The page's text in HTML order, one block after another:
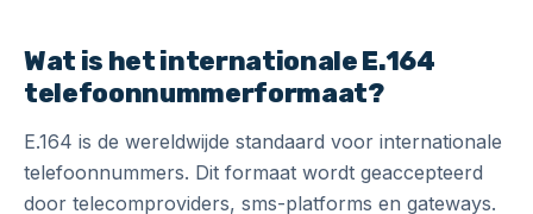
Wat is het internationale E.164
telefoonnummerformaat?
E.164 is de wereldwijde standaard voor internationale
telefoonnummers. Dit formaat wordt geaccepteerd
door telecomproviders, sms-platforms en gateways.